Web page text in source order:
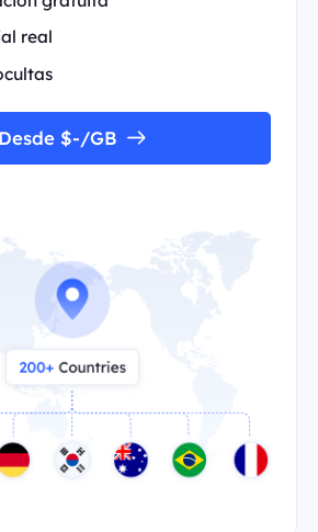
real
Desde $-/GB